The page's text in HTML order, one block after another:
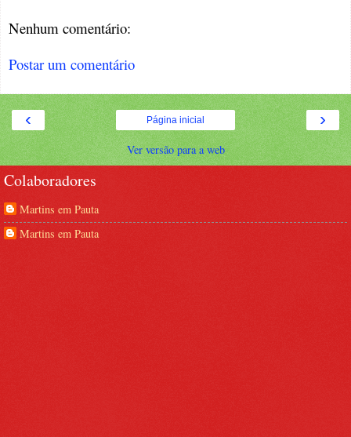
Nenhum comentário:
Postar um comentário
‹ ›
Página inicial
Ver versão para a web
Colaboradores
Martins em Pauta
Martins em Pauta